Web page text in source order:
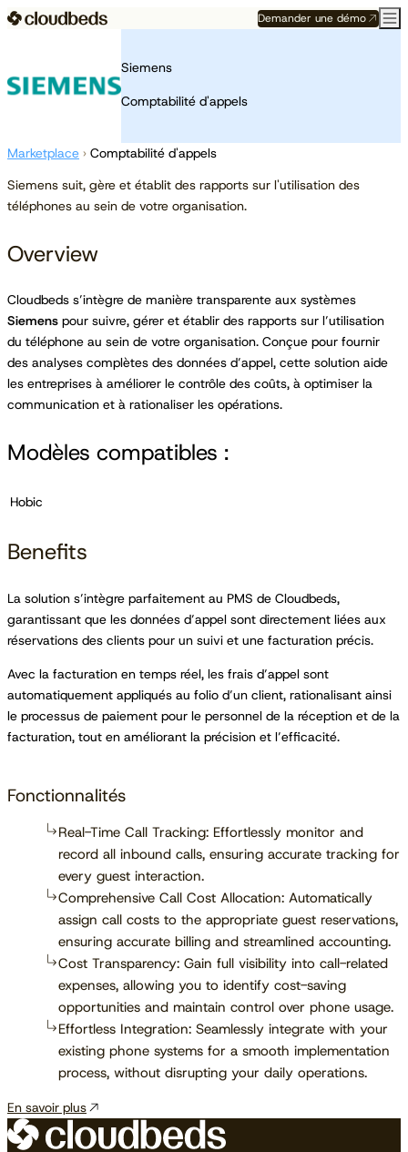
Demander une démo
Siemens
Comptabilité d'appels
Marketplace › Comptabilité d'appels
Siemens suit, gère et établit des rapports sur l'utilisation des
téléphones au sein de votre organisation.
Overview
Cloudbeds s’intègre de manière transparente aux systèmes
Siemens pour suivre, gérer et établir des rapports sur l’utilisation
du téléphone au sein de votre organisation. Conçue pour fournir
des analyses complètes des données d’appel, cette solution aide
les entreprises à améliorer le contrôle des coûts, à optimiser la
communication et à rationaliser les opérations.
Modèles compatibles :
Hobic
Benefits
La solution s’intègre parfaitement au PMS de Cloudbeds,
garantissant que les données d’appel sont directement liées aux
réservations des clients pour un suivi et une facturation précis.
Avec la facturation en temps réel, les frais d’appel sont
automatiquement appliqués au folio d’un client, rationalisant ainsi
le processus de paiement pour le personnel de la réception et de la
facturation, tout en améliorant la précision et l’efficacité.
Fonctionnalités
Real-Time Call Tracking: Effortlessly monitor and
record all inbound calls, ensuring accurate tracking for
every guest interaction.
Comprehensive Call Cost Allocation: Automatically
assign call costs to the appropriate guest reservations,
ensuring accurate billing and streamlined accounting.
Cost Transparency: Gain full visibility into call-related
expenses, allowing you to identify cost-saving
opportunities and maintain control over phone usage.
Effortless Integration: Seamlessly integrate with your
existing phone systems for a smooth implementation
process, without disrupting your daily operations.
En savoir plus